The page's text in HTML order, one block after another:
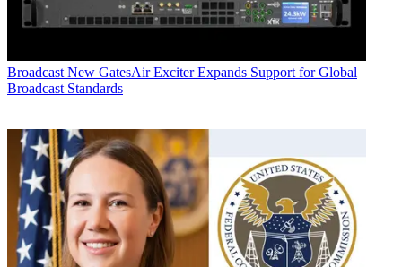
Broadcast New GatesAir Exciter Expands Support for Global
Broadcast Standards